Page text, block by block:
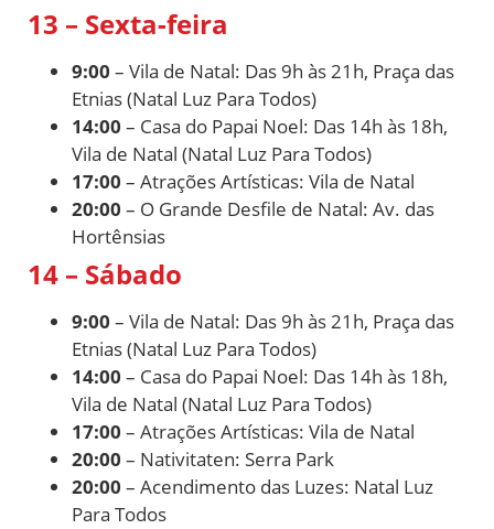
13 – Sexta-feira
9:00 – Vila de Natal: Das 9h às 21h, Praça das
Etnias (Natal Luz Para Todos)
14:00 – Casa do Papai Noel: Das 14h às 18h,
Vila de Natal (Natal Luz Para Todos)
17:00 – Atrações Artísticas: Vila de Natal
20:00 – O Grande Desfile de Natal: Av. das
Hortênsias
14 – Sábado
9:00 – Vila de Natal: Das 9h às 21h, Praça das
Etnias (Natal Luz Para Todos)
14:00 – Casa do Papai Noel: Das 14h às 18h,
Vila de Natal (Natal Luz Para Todos)
17:00 – Atrações Artísticas: Vila de Natal
20:00 – Nativitaten: Serra Park
20:00 – Acendimento das Luzes: Natal Luz
Para Todos